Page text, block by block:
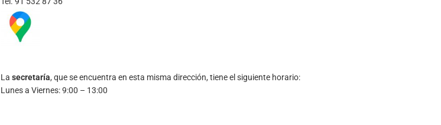
La secretaría, que se encuentra en esta misma dirección, tiene el siguiente horario:
Lunes a Viernes: 9:00 – 13:00